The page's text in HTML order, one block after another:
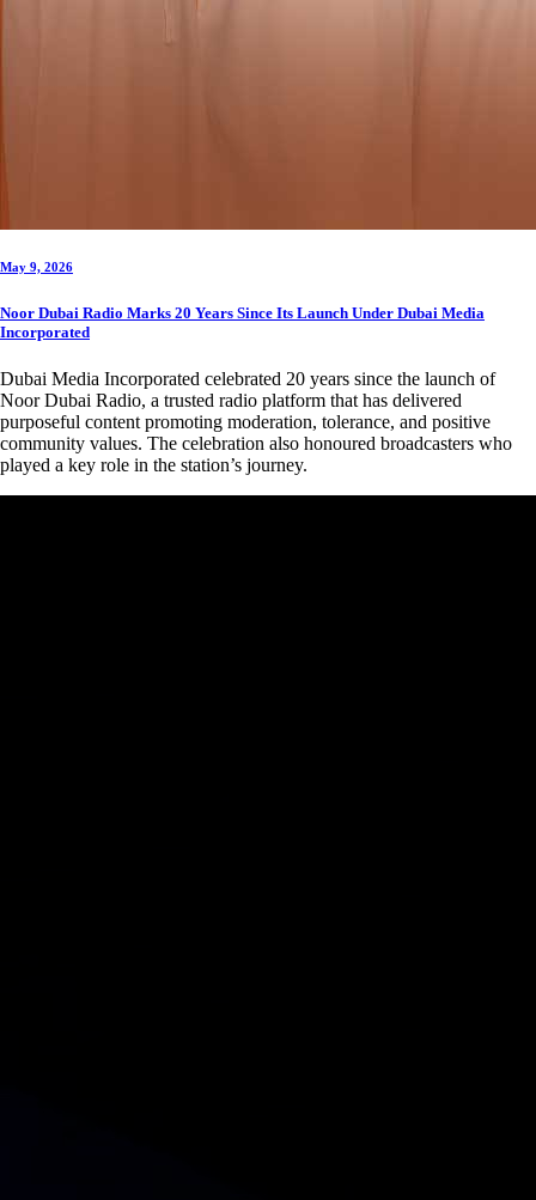
May 9, 2026
Noor Dubai Radio Marks 20 Years Since Its Launch Under Dubai Media
Incorporated
Dubai Media Incorporated celebrated 20 years since the launch of
Noor Dubai Radio, a trusted radio platform that has delivered
purposeful content promoting moderation, tolerance, and positive
community values. The celebration also honoured broadcasters who
played a key role in the station’s journey.